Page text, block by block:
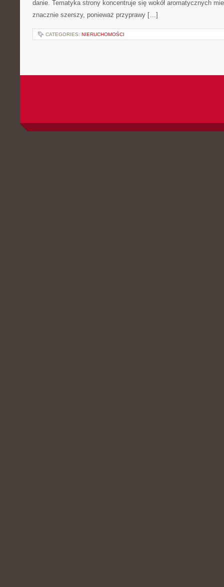
danie. Tematyka strony koncentruje się wokół aromatycznych
znacznie szerszy, ponieważ przyprawy […]
CATEGORIES: NIERUCHOMOŚCI